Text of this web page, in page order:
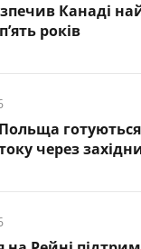
Канаді
років
через